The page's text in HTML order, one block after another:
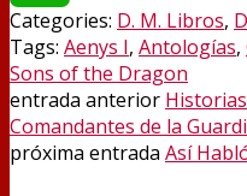
WhatsApp
Categories: D. M. Libros,
Tags: Aenys I, Antologías,
Sons of the Dragon
entrada anterior
Comandantes de la
próxima entrada Así